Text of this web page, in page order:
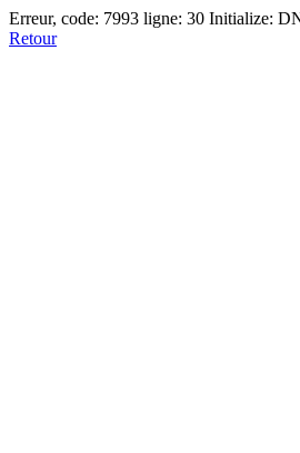
Erreur, code: 7993 ligne: 30 Initialize:
Retour